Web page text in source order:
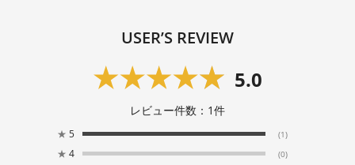
USER’S REVIEW
5.0
レビュー件数： 1件
★ 5 (1)
★ 4 (0)